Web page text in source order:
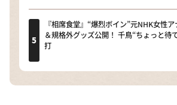
『相席食堂』“爆烈ボイン”元NHK女性
＆規格外グッズ公開！ 千鳥“ちょっと待
打